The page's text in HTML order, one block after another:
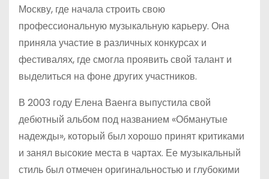
Москву, где начала строить свою
профессиональную музыкальную карьеру. Она
приняла участие в различных конкурсах и
фестивалях, где смогла проявить свой талант и
выделиться на фоне других участников.
В 2003 году Елена Ваенга выпустила свой
дебютный альбом под названием «Обманутые
надежды», который был хорошо принят критиками
и занял высокие места в чартах. Ее музыкальный
стиль был отмечен оригинальностью и глубокими